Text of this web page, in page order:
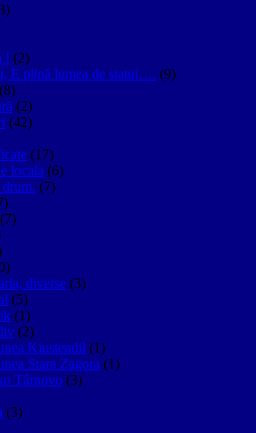
! (2)
E plină lumea de statui…. (9)
(8)
(2)
(42)
(17)
locala (6)
(7)
(7)
diverse (3)
(5)
(1)
(2)
Kiustendil (1)
Stara Zagora (1)
Târnovo (3)
(3)